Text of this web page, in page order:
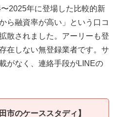
2025年に登場した比較的新
ら融資率が高い」という口コ
散されました。アーリーも登
在しない無登録業者です。サ
がなく、連絡手段がLINEの
市のケーススタディ】